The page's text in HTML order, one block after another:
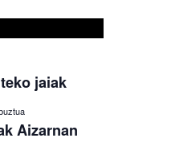
jaiak
Aizarnan